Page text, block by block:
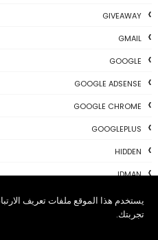
تجربتك.
GIVEAWAY
GMAIL
GOOGLE
GOOGLE ADSENSE
GOOGLE CHROME
GOOGLEPLUS
HIDDEN
IDMAN
IPHONE